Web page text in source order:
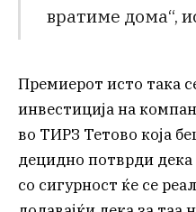
вратиме дома“,
Премиерот исто така
инвестиција на
во ТИРЗ Тетово која
децидно потврди дека
со сигурност ќе се